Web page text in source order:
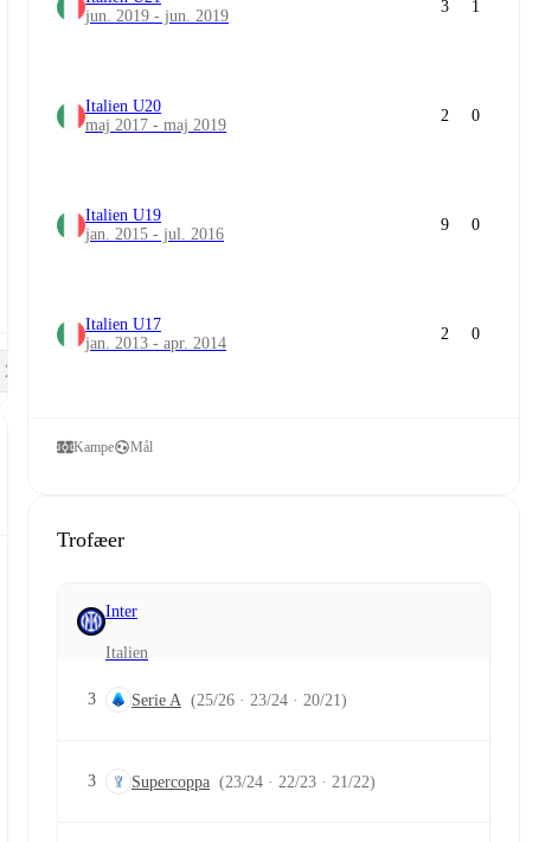
jun. 2019 - jun. 2019
3 1
Italien U20
maj 2017 - maj 2019
2 0
Italien U19
jan. 2015 - jul. 2016
9 0
Italien U17
jan. 2013 - apr. 2014
2 0
Kampe Mål
Trofæer
Inter
Italien
3 Serie A (25/26 · 23/24 · 20/21)
3 Supercoppa (23/24 · 22/23 · 21/22)